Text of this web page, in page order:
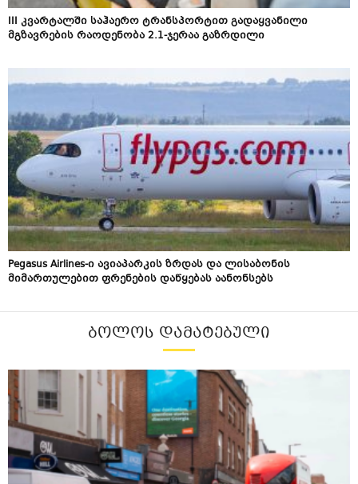
III კვარტალში საჰაერო ტრანსპორტით გადაყვანილი
მგზავრების რაოდენობა 2.1-ჯერაა გაზრდილი
Pegasus Airlines-ი ავიაპარკის ზრდას და ლისაბონის
მიმართულებით ფრენების დაწყებას აანონსებს
ᲑᲝᲚᲝᲡ ᲓᲐᲛᲐᲢᲔᲑᲣᲚᲘ